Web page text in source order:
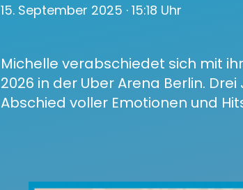
15. September 2025 · 15:18 Uhr
Michelle verabschiedet sich mit
2026 in der Uber Arena Berlin.
Abschied voller Emotionen und